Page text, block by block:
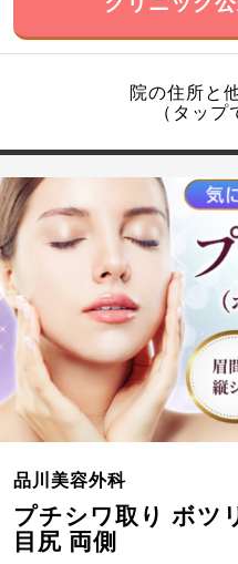
院の住所と
（タップ
品川美容外科
プチシワ取り ボツ
目尻 両側